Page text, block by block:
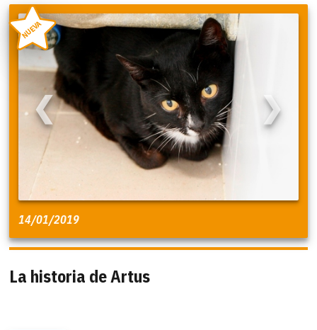
❮ ❯
NUEVA
14/01/2019
La historia de Artus